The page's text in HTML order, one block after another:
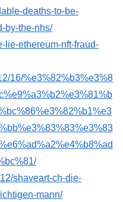
deaths-to-be-
by-the-nhs/
lie-ethereum-nft-fraud-
16/%e3%82%b3%e3%8
shaveart-ch-die-
mann/